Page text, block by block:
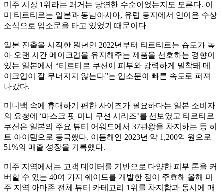
미주 시장 1위라는 쾌거는 당연한 수순이었는지도 모른다. 이
미 티르티르는 일본과 동남아시아, 유럽 등지에서 연이은 수상
소식으로 입소문을 타고 있었기 때문이다.
일본 진출을 시작한 원년인 2022년부터 티르티르는 습도가 높
아 오랜 시간 메이크업을 유지해주는 제품을 선호하는 경향이
있는 일본에서 “티르티르 쿠션이 피부와 강력하게 밀착돼 메
이크업이 잘 무너지지 않는다”는 입소문이 빠른 속도로 퍼져
나갔다.
미니백 속에 휴대하기 편한 사이즈가 필요하다는 일본 소비자
의 요청에 ‘마스크 핏 미니 쿠션 시리즈’를 선보였고 티르티르
쿠션은 일본의 주요 뷰티 어워드에서 37관왕을 차지하는 등 히
트 아이템으로 등극했다. 이듬해인 2023년 약 1,200억 원으로
51%의 매출 성장을 기록했다.
미주 지역에서는 고객 데이터를 기반으로 다양한 피부 톤을 커
버할 수 있는 40여 가지 쉐이드를 개발한 점이 주효해 올해 미
주 지역 아마존 전체 뷰티 카테고리 1위를 차지함과 동시에 매